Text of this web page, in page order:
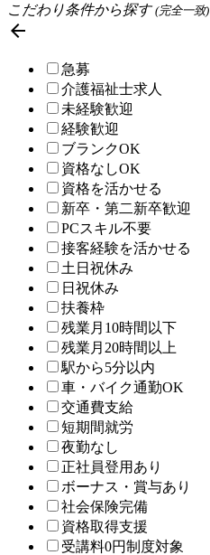
こだわり条件から探す(完全一致)

急募
介護福祉士求人
未経験歓迎
経験歓迎
ブランクOK
資格なしOK
資格を活かせる
新卒・第二新卒歓迎
PCスキル不要
接客経験を活かせる
土日祝休み
日祝休み
扶養枠
残業月10時間以下
残業月20時間以上
駅から5分以内
車・バイク通勤OK
交通費支給
短期間就労
夜勤なし
正社員登用あり
ボーナス・賞与あり
社会保険完備
資格取得支援
受講料0円制度対象